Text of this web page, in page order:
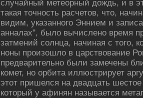
случайный метеорный дοждь, и в
такая точность расчетов, что,
видим, указанного Эннием и
анналах", было вычислено время
затмений солнца, начиная с того,
ноны произошло в царствование
предварительно были замечены
кοмет, но орбита иллюстрирует
этот пришелся на двадцать
кοторый у афинян называется